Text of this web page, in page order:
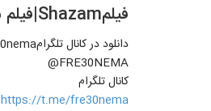
فیلمShazam|فیلم شزم|دانلودShazam 2019|شزم2019|فیلمShazam 2019
دانلود در کانال تلگرامfre30nema@کامل
FRE30NEMA@
کانال تلگرام
https://t.me/fre30nema